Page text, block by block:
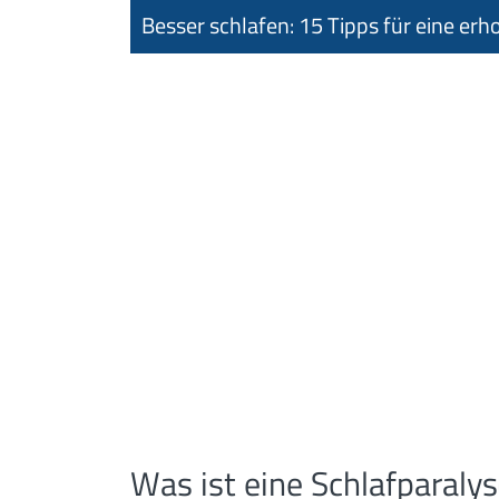
Besser schlafen: 15 Tipps für eine
Was ist eine